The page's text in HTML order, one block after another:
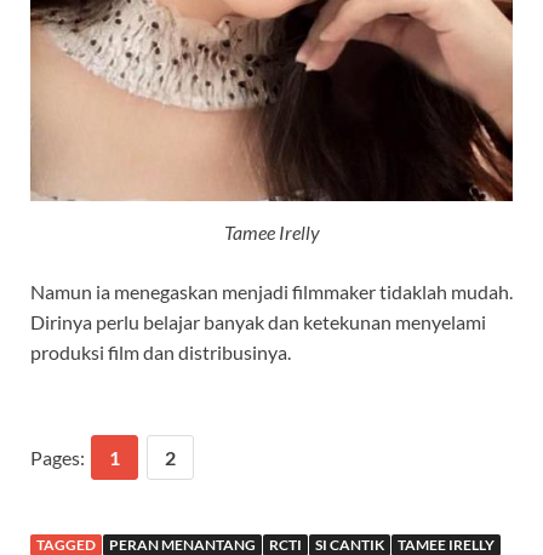
Tamee Irelly
Namun ia menegaskan menjadi filmmaker tidaklah mudah.
Dirinya perlu belajar banyak dan ketekunan menyelami
produksi film dan distribusinya.
Pages: 1 2
TAGGED PERAN MENANTANG RCTI SI CANTIK
TAMEE IRELLY